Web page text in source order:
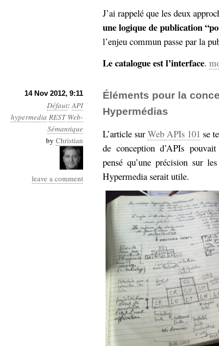
J’ai rappelé que les deux
une logique de publication
l’enjeu commun passe par la
Le catalogue est l’interface.
14 Nov 2012, 9:11
Défaut:API
hypermedia REST Web-
Sémantique
by Christian
leave a comment
Éléments pour la
Hypermédias
L’article sur Web APIs 101 se
de conception d’APIs
pensé qu’une précision sur
Hypermedia serait utile.